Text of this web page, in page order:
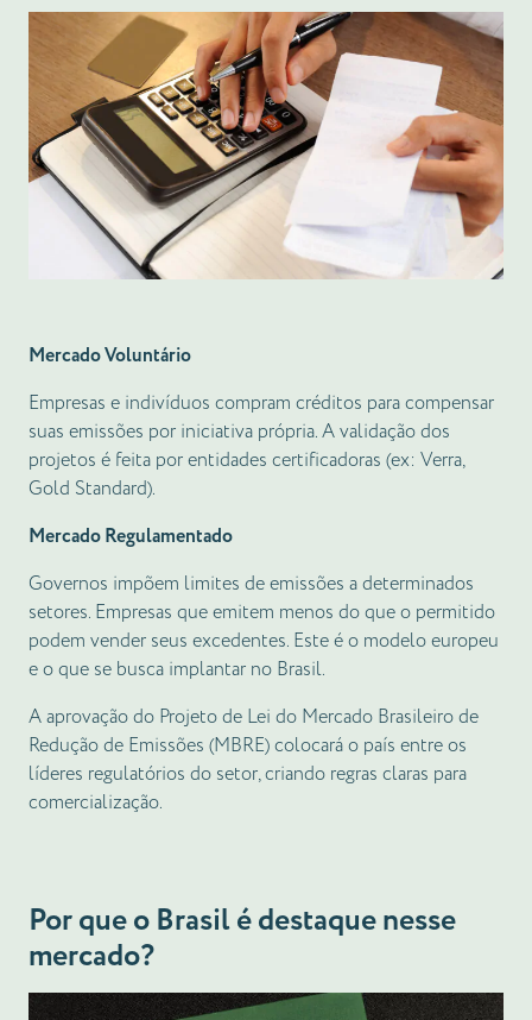
Mercado Voluntário
Empresas e indivíduos compram créditos para compensar
suas emissões por iniciativa própria. A validação dos
projetos é feita por entidades certificadoras (ex: Verra,
Gold Standard).
Mercado Regulamentado
Governos impõem limites de emissões a determinados
setores. Empresas que emitem menos do que o permitido
podem vender seus excedentes. Este é o modelo europeu
e o que se busca implantar no Brasil.
A aprovação do Projeto de Lei do Mercado Brasileiro de
Redução de Emissões (MBRE) colocará o país entre os
líderes regulatórios do setor, criando regras claras para
comercialização.
Por que o Brasil é destaque nesse
mercado?